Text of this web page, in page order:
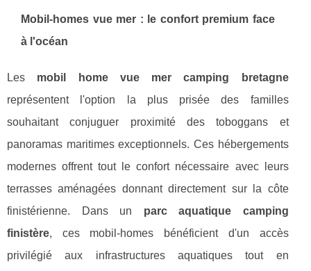
Mobil-homes vue mer : le confort premium face
à l'océan
Les mobil home vue mer camping bretagne
représentent l'option la plus prisée des familles
souhaitant conjuguer proximité des toboggans et
panoramas maritimes exceptionnels. Ces hébergements
modernes offrent tout le confort nécessaire avec leurs
terrasses aménagées donnant directement sur la côte
finistérienne. Dans un parc aquatique camping
finistère, ces mobil-homes bénéficient d'un accès
privilégié aux infrastructures aquatiques tout en